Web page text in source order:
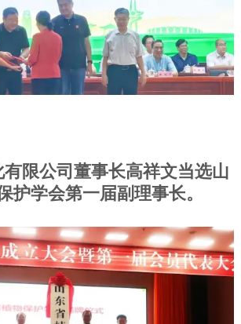
限公司董事长高祥文当选山
护学会第一届副理事长。